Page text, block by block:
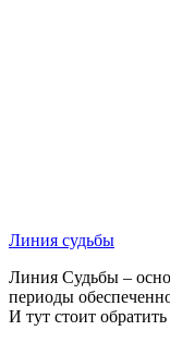
Линия судьбы
Линия Судьбы –
периоды
И тут стоит